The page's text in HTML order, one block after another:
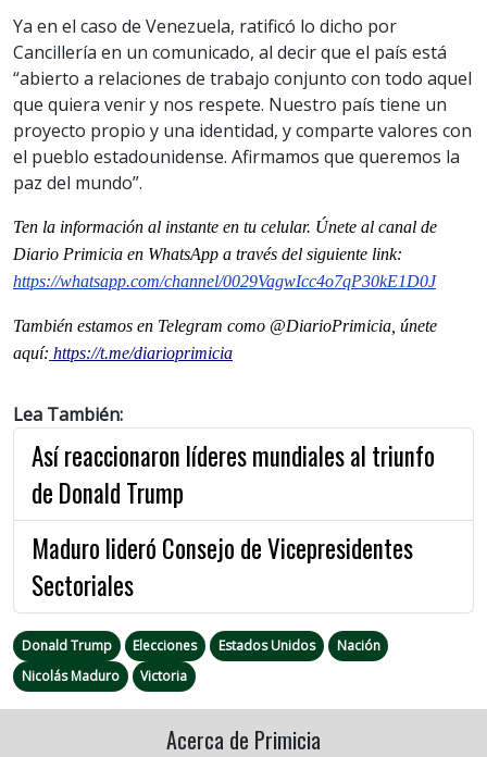
Ya en el caso de Venezuela, ratificó lo dicho por
Cancillería en un comunicado, al decir que el país está
“abierto a relaciones de trabajo conjunto con todo aquel
que quiera venir y nos respete. Nuestro país tiene un
proyecto propio y una identidad, y comparte valores con
el pueblo estadounidense. Afirmamos que queremos la
paz del mundo”.
Ten la información al instante en tu celular. Únete al canal de
Diario Primicia en WhatsApp a través del siguiente link:
https://whatsapp.com/channel/0029VagwIcc4o7qP30kE1D0J
También estamos en Telegram como @DiarioPrimicia, únete
aquí: https://t.me/diarioprimicia
Lea También:
Así reaccionaron líderes mundiales al triunfo
de Donald Trump
Maduro lideró Consejo de Vicepresidentes
Sectoriales
Donald Trump Elecciones Estados Unidos
Nación
Nicolás Maduro
Victoria
Acerca de Primicia